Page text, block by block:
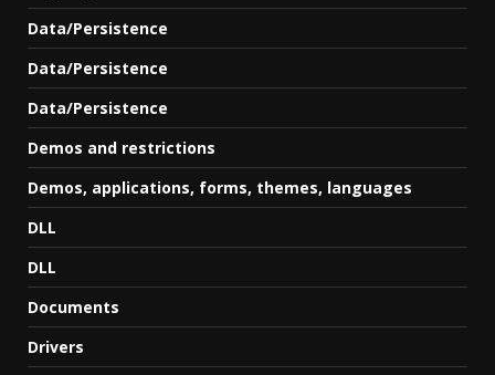
Data/Persistence
Data/Persistence
Data/Persistence
Demos and restrictions
Demos, applications, forms, themes, languages
DLL
DLL
Documents
Drivers